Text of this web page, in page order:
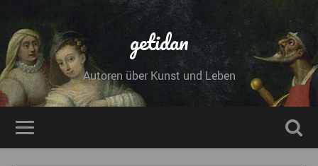
getidan
Autoren über Kunst und Leben